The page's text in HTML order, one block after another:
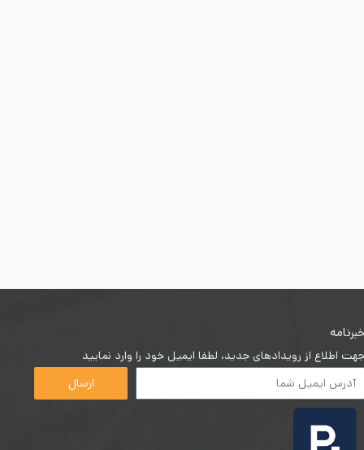
خبرنامه
جهت اطلاع از رویدادهای جدید، لطفا ایمیل خود را وارد نمایید
ارسال